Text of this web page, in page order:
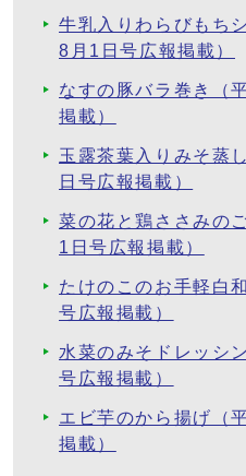
牛乳入りわらびもち
8月1日号広報掲載）
なすの豚バラ巻き（
掲載）
玉露茶葉入りみそ蒸
日号広報掲載）
菜の花と鶏ささみの
1日号広報掲載）
たけのこのお手軽白
号広報掲載）
水菜のみそドレッシ
号広報掲載）
エビ芋のから揚げ（
掲載）